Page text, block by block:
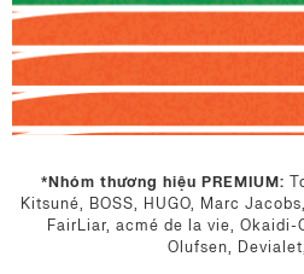
*Nhóm thương hiệu PREMIUM:
Kitsuné, BOSS, HUGO, Marc
FairLiar, acmé de la vie,
Olufsen,